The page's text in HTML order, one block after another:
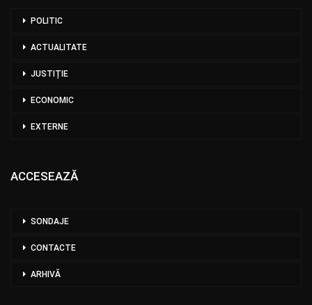
POLITIC
ACTUALITATE
JUSTIȚIE
ECONOMIC
EXTERNE
ACCESEAZĂ
SONDAJE
CONTACTE
ARHIVĂ